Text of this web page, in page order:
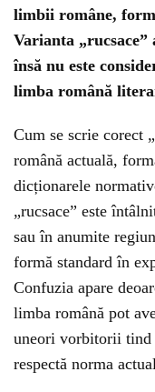
limbii române,
Varianta
însă nu este
limba română
Cum se scrie corect
română actuală,
dicționarele
„rucsace” este
sau în anumite
formă standard în
Confuzia apare
limba română pot
uneori vorbitorii tind
respectă norma